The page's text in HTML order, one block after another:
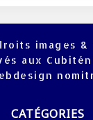
images &
aux
CATÉGORIES